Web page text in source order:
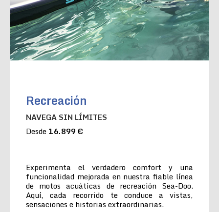
Recreación
NAVEGA SIN LÍMITES
Desde 16.899 €
Experimenta el verdadero comfort y una
funcionalidad mejorada en nuestra fiable línea
de motos acuáticas de recreación Sea-Doo.
Aquí, cada recorrido te conduce a vistas,
sensaciones e historias extraordinarias.